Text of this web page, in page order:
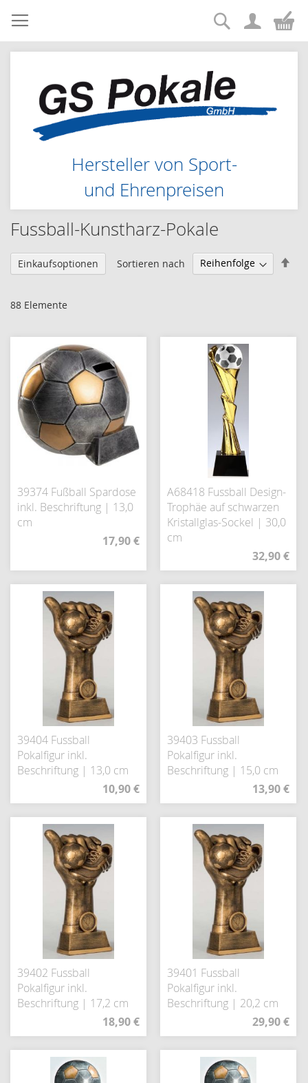
Zum
Inhalt
springen
Hersteller von Sport-
und Ehrenpreisen
Suche
Fussball-Kunstharz-Pokale
Einkaufsoptionen
88 Elemente
Sortieren nach
39374 Fußball Spardose
inkl. Beschriftung | 13,0
cm
17,90 €
A68418 Fussball Design-
Trophäe auf schwarzen
Kristallglas-Sockel | 30,0
cm
32,90 €
39404 Fussball
Pokalfigur inkl.
Beschriftung | 13,0 cm
10,90 €
39403 Fussball
Pokalfigur inkl.
Beschriftung | 15,0 cm
13,90 €
39402 Fussball
Pokalfigur inkl.
Beschriftung | 17,2 cm
18,90 €
39401 Fussball
Pokalfigur inkl.
Beschriftung | 20,2 cm
29,90 €